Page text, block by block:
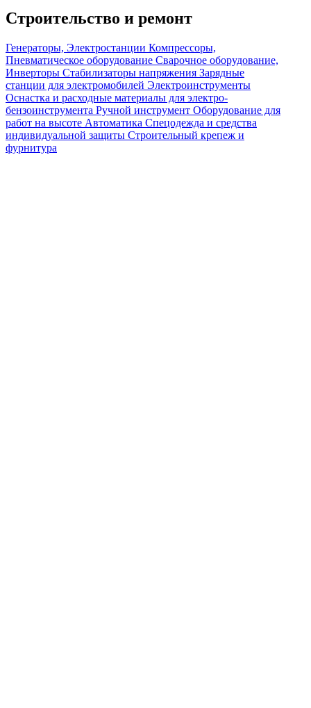
Строительство и ремонт
Генераторы, Электростанции Компрессоры,
Пневматическое оборудование Сварочное оборудование,
Инверторы Стабилизаторы напряжения Зарядные
станции для электромобилей Электроинструменты
Оснастка и расходные материалы для электро-
бензоинструмента Ручной инструмент Оборудование для
работ на высоте Автоматика Спецодежда и средства
индивидуальной защиты Строительный крепеж и
фурнитура